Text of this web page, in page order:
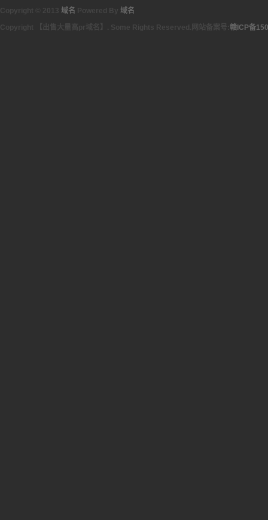
Copyright © 2013 域名 Powered By 域名
Copyright 【出售大量高pr域名】. Some Rights Reserved.网站备案号: 赣ICP备